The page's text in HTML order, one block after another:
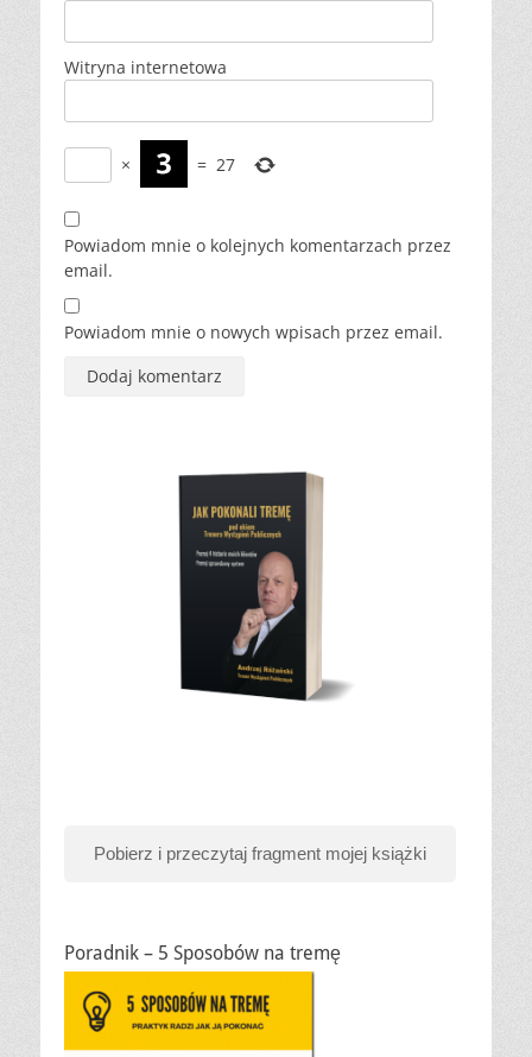
Witryna internetowa
× = 27
Powiadom mnie o kolejnych komentarzach przez
email.
Powiadom mnie o nowych wpisach przez email.
Pobierz i przeczytaj fragment mojej książki
Poradnik – 5 Sposobów na tremę